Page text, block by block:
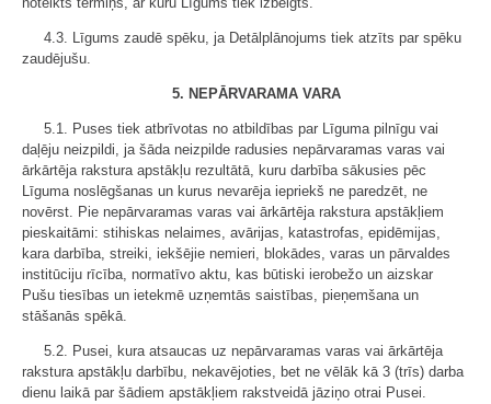
4.3. Līgums zaudē spēku, ja Detālplānojums tiek atzīts par spēku
zaudējušu.
5. NEPĀRVARAMA VARA
5.1. Puses tiek atbrīvotas no atbildības par Līguma pilnīgu vai
daļēju neizpildi, ja šāda neizpilde radusies nepārvaramas varas vai
ārkārtēja rakstura apstākļu rezultātā, kuru darbība sākusies pēc
Līguma noslēgšanas un kurus nevarēja iepriekš ne paredzēt, ne
novērst. Pie nepārvaramas varas vai ārkārtēja rakstura apstākļiem
pieskaitāmi: stihiskas nelaimes, avārijas, katastrofas, epidēmijas,
kara darbība, streiki, iekšējie nemieri, blokādes, varas un pārvaldes
institūciju rīcība, normatīvo aktu, kas būtiski ierobežo un aizskar
Pušu tiesības un ietekmē uzņemtās saistības, pieņemšana un
stāšanās spēkā.
5.2. Pusei, kura atsaucas uz nepārvaramas varas vai ārkārtēja
rakstura apstākļu darbību, nekavējoties, bet ne vēlāk kā 3 (trīs) darba
dienu laikā par šādiem apstākļiem rakstveidā jāziņo otrai Pusei.